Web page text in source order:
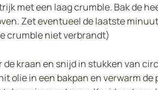
met een laag crumble. Bak de
Zet eventueel de laatste
crumble niet verbrandt)
kraan en snijd in stukken van
olie in een bakpan en verwarm de